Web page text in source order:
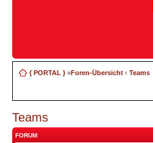
{ PORTAL }»Foren-Übersicht ‹ Teams
Teams
FORUM